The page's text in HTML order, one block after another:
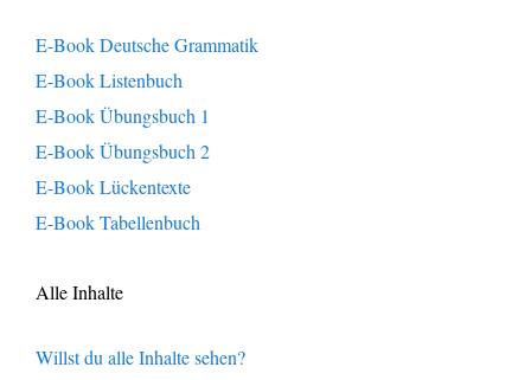
E-Book Deutsche Grammatik
E-Book Listenbuch
E-Book Übungsbuch 1
E-Book Übungsbuch 2
E-Book Lückentexte
E-Book Tabellenbuch
Alle Inhalte
Willst du alle Inhalte sehen?